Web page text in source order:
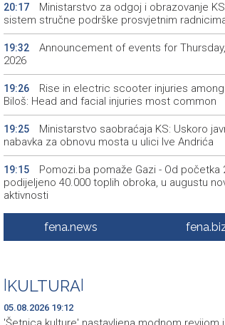
20:17
Ministarstvo za odgoj i obrazovanje
sistem stručne podrške prosvjetnim
19:32
Announcement of events for
2026
19:26
Rise in electric scooter injuries
Biloš: Head and facial injuries most common
19:25
Ministarstvo saobraćaja KS: Uskoro
nabavka za obnovu mosta u ulici Ive Andrića
19:15
Pomozi.ba pomaže Gazi - Od početka
podijeljeno 40.000 toplih obroka, u augustu
aktivnosti
Conference on representation of
predstavljanjem kozmetike
19:05
Prosecutor's Office indicts former
employee for alleged embezzlement
fena.news
KULTURA
05.08.2026 19:12